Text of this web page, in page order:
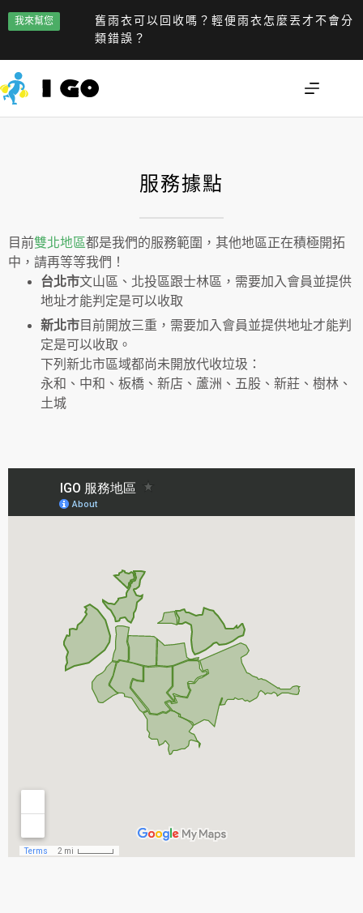
我來幫您
舊雨衣可以回收嗎？輕便雨衣怎麼丟才不會分
類錯誤？
服務據點
目前雙北地區都是我們的服務範圍，其他地區正在積極開拓
中，請再等等我們！
台北市文山區、北投區跟士林區，需要加入會員並提供
地址才能判定是可以收取
新北市目前開放三重，需要加入會員並提供地址才能判
定是可以收取。
下列新北市區域都尚未開放代收垃圾：
永和、中和、板橋、新店、蘆洲、五股、新莊、樹林、
土城